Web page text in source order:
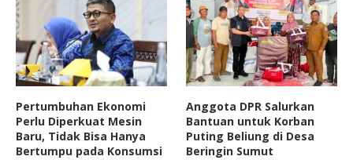
Pertumbuhan Ekonomi
Perlu Diperkuat Mesin
Baru, Tidak Bisa Hanya
Bertumpu pada Konsumsi
Anggota DPR Salurkan
Bantuan untuk Korban
Puting Beliung di Desa
Beringin Sumut